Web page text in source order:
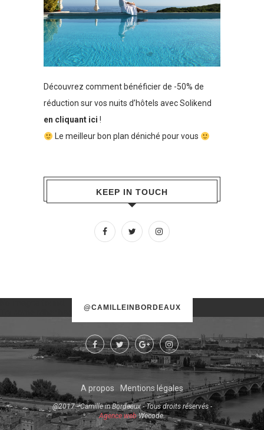
Découvrez comment bénéficier de -50% de
réduction sur vos nuits d’hôtels avec Solikend
en cliquant ici !
Le meilleur bon plan déniché pour vous
KEEP IN TOUCH
@CAMILLEINBORDEAUX
Try some other hashtag or username
A propos Mentions légales
@2017 - Camille in Bordeaux - Tous droits réservés -
Agence webWecode.